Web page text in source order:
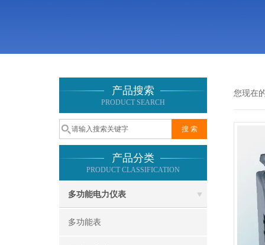
产品搜索
PRODUCT SEARCH
产品分类
PRODUCT CLASSIFICATION
多功能电力仪表
多功能表
您现在